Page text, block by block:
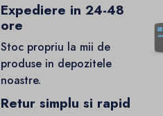
Expediere in 24-48
ore
Stoc propriu la mii de
produse in depozitele
noastre.
Retur simplu si rapid